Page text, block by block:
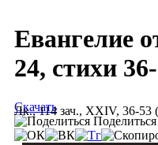
Евангелие
24, стихи
Лк., 114 зач., XXIV, 36-
Скачать
Поделиться